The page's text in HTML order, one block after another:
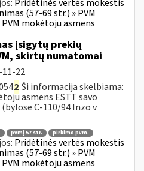
Pridėtinės vertės mokestis
(57-69 str.) » PVM
mokėtoju asmens
įsigytų prekių
skirtų numatomai
11-22
2 Ši informacija skelbiama:
asmens ESTT savo
C-110/94 Inzo v
pvmį 57 str. pirkimo pvm.
Pridėtinės vertės mokestis
(57-69 str.) » PVM
mokėtoju asmens